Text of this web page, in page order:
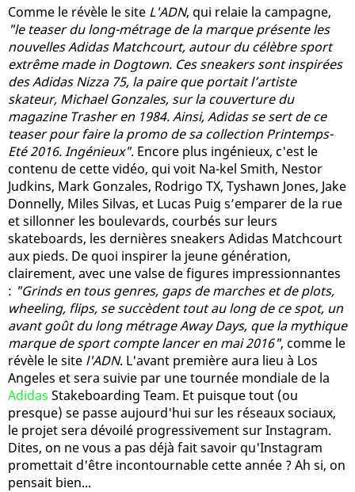
Comme le révèle le site L'ADN, qui relaie la campagne,
"le teaser du long-métrage de la marque présente les
nouvelles Adidas Matchcourt, autour du célèbre sport
extrême made in Dogtown. Ces sneakers sont inspirées
des Adidas Nizza 75, la paire que portait l’artiste
skateur, Michael Gonzales, sur la couverture du
magazine Trasher en 1984. Ainsi, Adidas se sert de ce
teaser pour faire la promo de sa collection Printemps-
Eté 2016. Ingénieux". Encore plus ingénieux, c'est le
contenu de cette vidéo, qui voit Na-kel Smith, Nestor
Judkins, Mark Gonzales, Rodrigo TX, Tyshawn Jones, Jake
Donnelly, Miles Silvas, et Lucas Puig s’emparer de la rue
et sillonner les boulevards, courbés sur leurs
skateboards, les dernières sneakers Adidas Matchcourt
aux pieds. De quoi inspirer la jeune génération,
clairement, avec une valse de figures impressionnantes
: "Grinds en tous genres, gaps de marches et de plots,
wheeling, flips, se succèdent tout au long de ce spot, un
avant goût du long métrage Away Days, que la mythique
marque de sport compte lancer en mai 2016", comme le
révèle le site l'ADN. L'avant première aura lieu à Los
Angeles et sera suivie par une tournée mondiale de la
Adidas Stakeboarding Team. Et puisque tout (ou
presque) se passe aujourd'hui sur les réseaux sociaux,
le projet sera dévoilé progressivement sur Instagram.
Dites, on ne vous a pas déjà fait savoir qu'Instagram
promettait d'être incontournable cette année ? Ah si, on
pensait bien...